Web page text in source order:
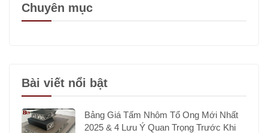
Chuyên mục
Bài viết nổi bật
Bảng Giá Tấm Nhôm Tổ Ong Mới Nhất
2025 & 4 Lưu Ý Quan Trọng Trước Khi